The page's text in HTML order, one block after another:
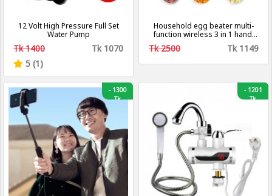
12 Volt High Pressure Full Set
Water Pump
Tk 1400
Tk 1070
5 (1)
Household egg beater multi-
function wireless 3 in 1 hand-
held egg beater garlic machine
integrated cream flusher
Tk 2500 Tk 1149
-1300
Tk
-1201
Tk